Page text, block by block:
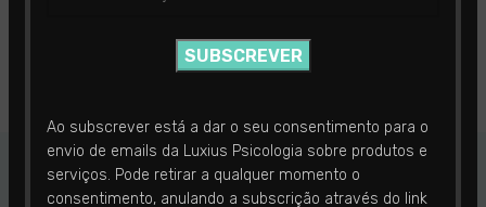
Ao subscrever está a dar o seu consentimento para o
envio de emails da Luxius Psicologia sobre produtos e
serviços. Pode retirar a qualquer momento o
consentimento, anulando a subscrição através do link
MENU DE APOIO AO CLIENTE